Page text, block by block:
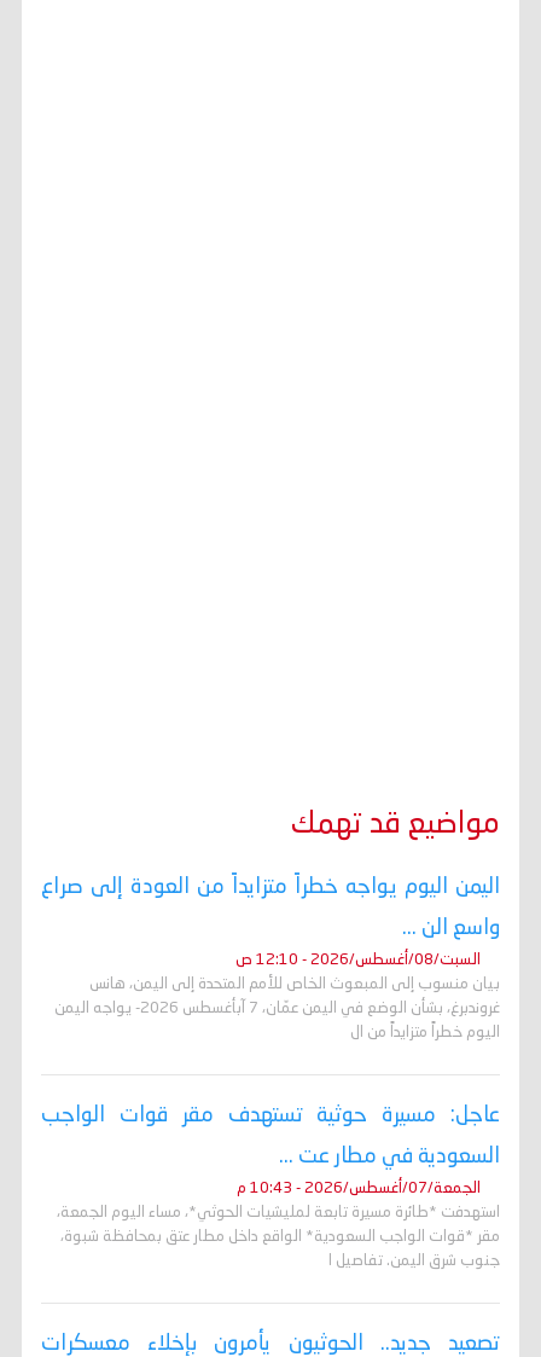
مواضيع قد تهمك
اليمن اليوم يواجه خطراً متزايداً من العودة إلى صراع
واسع الن ...
السبت/08/أغسطس/2026 - 12:10 ص
بيان منسوب إلى المبعوث الخاص للأمم المتحدة إلى اليمن، هانس
غروندبرغ، بشأن الوضع في اليمن عمّان، 7 آبأغسطس 2026- يواجه اليمن
اليوم خطراً متزايداً من ال
عاجل: مسيرة حوثية تستهدف مقر قوات الواجب
السعودية في مطار عت ...
الجمعة/07/أغسطس/2026 - 10:43 م
استهدفت *طائرة مسيرة تابعة لمليشيات الحوثي*، مساء اليوم الجمعة،
مقر *قوات الواجب السعودية* الواقع داخل مطار عتق بمحافظة شبوة،
جنوب شرق اليمن. تفاصيل ا
تصعيد جديد.. الحوثيون يأمرون بإخلاء معسكرات